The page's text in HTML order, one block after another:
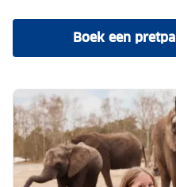
Boek een